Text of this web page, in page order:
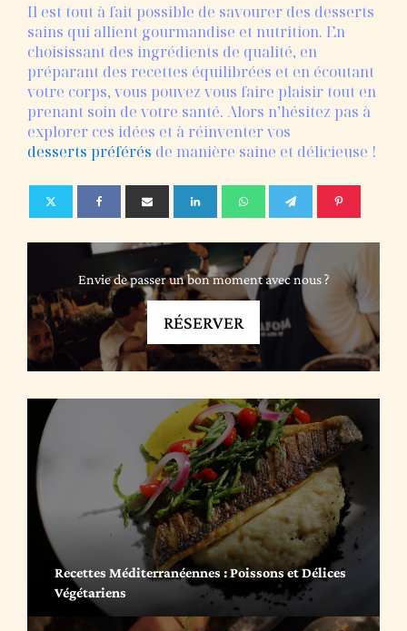
Il est tout à fait possible de savourer des desserts
sains qui allient gourmandise et nutrition. En
choisissant des ingrédients de qualité, en
préparant des recettes équilibrées et en écoutant
votre corps, vous pouvez vous faire plaisir tout en
prenant soin de votre santé. Alors n’hésitez pas à
explorer ces idées et à réinventer vos
desserts préférés de manière saine et délicieuse !
Envie de passer un bon moment avec nous ?
RÉSERVER
Recettes Méditerranéennes : Poissons et Délices
Végétariens